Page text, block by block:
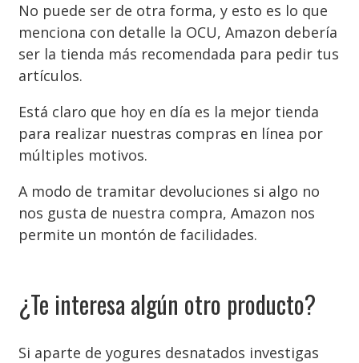
No puede ser de otra forma, y esto es lo que
menciona con detalle la OCU, Amazon debería
ser la tienda más recomendada para pedir tus
artículos.
Está claro que hoy en día es la mejor tienda
para realizar nuestras compras en línea por
múltiples motivos.
A modo de tramitar devoluciones si algo no
nos gusta de nuestra compra, Amazon nos
permite un montón de facilidades.
¿Te interesa algún otro producto?
Si aparte de yogures desnatados investigas